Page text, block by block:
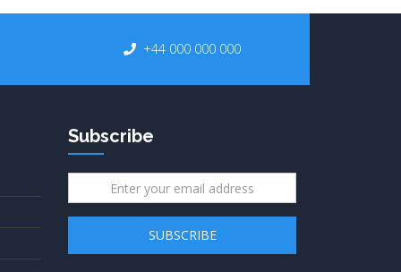
+44 000 000 000
Subscribe